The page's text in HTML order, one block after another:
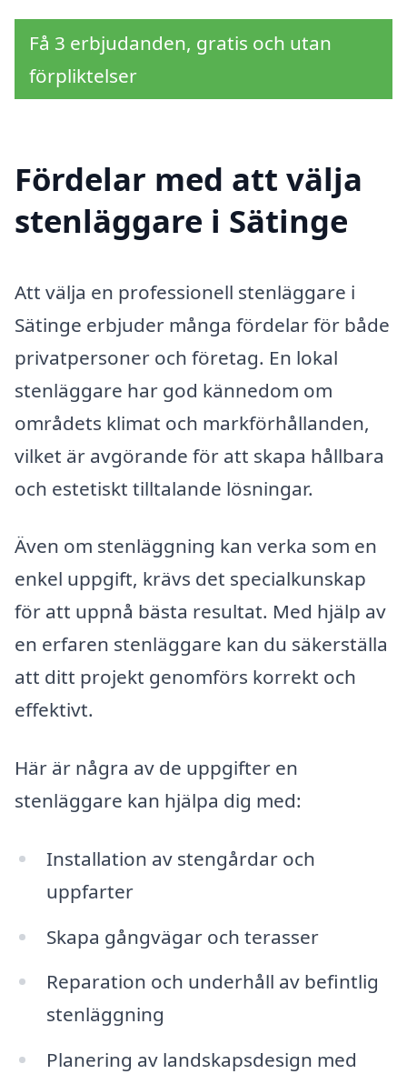
Få 3 erbjudanden, gratis och utan
förpliktelser
Fördelar med att välja
stenläggare i Sätinge
Att välja en professionell stenläggare i
Sätinge erbjuder många fördelar för både
privatpersoner och företag. En lokal
stenläggare har god kännedom om
områdets klimat och markförhållanden,
vilket är avgörande för att skapa hållbara
och estetiskt tilltalande lösningar.
Även om stenläggning kan verka som en
enkel uppgift, krävs det specialkunskap
för att uppnå bästa resultat. Med hjälp av
en erfaren stenläggare kan du säkerställa
att ditt projekt genomförs korrekt och
effektivt.
Här är några av de uppgifter en
stenläggare kan hjälpa dig med:
Installation av stengårdar och
uppfarter
Skapa gångvägar och terasser
Reparation och underhåll av befintlig
stenläggning
Planering av landskapsdesign med